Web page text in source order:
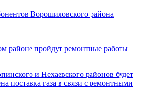
Ворошиловского района
районе пройдут ремонтные работы
и Нехаевского районов будет
поставка газа в связи с ремонтными